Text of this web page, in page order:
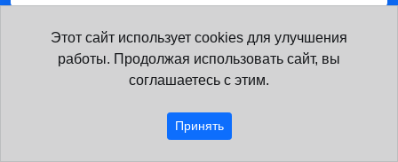
Этот сайт использует cookies для улучшения
работы. Продолжая использовать сайт, вы
соглашаетесь с этим.
Принять